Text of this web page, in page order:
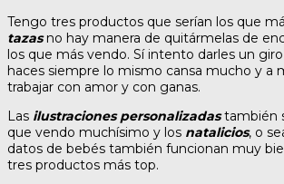
Tengo tres productos que serían los que
tazasno hay manera de quitármelas de
los que más vendo. Sí intento darles un
haces siempre lo mismo cansa mucho y a
trabajar con amor y con ganas.
Las ilustraciones personalizadastambién
que vendo muchísimo y los natalicios, o
datos de bebés también funcionan muy
tres productos más top.